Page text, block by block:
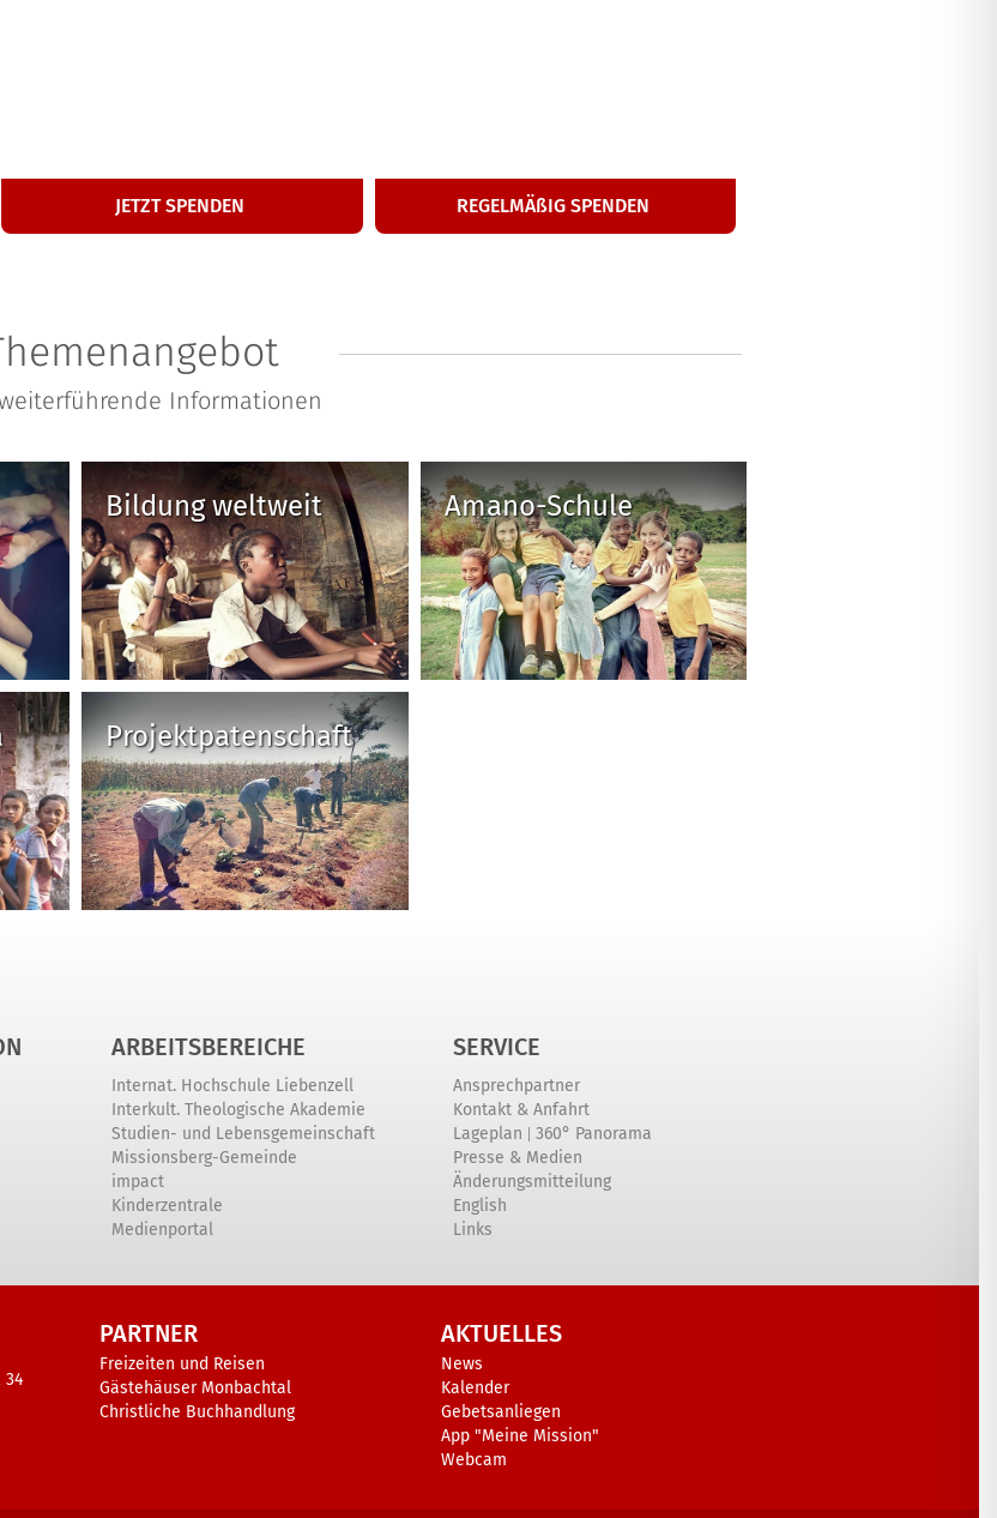
JETZT SPENDEN REGEL­MÄ­ßIG SPENDEN
Informationen
Bildung weltweit Amano-Schule
Projektpatenschaft
ARBEITSBEREICHE
Internat. Hochschule Liebenzell
Interkult. Theologische Akademie
Studien- und Lebensgemeinschaft
Missionsberg-Gemeinde
impact
Kinderzentrale
Medienportal
SERVICE
Ansprechpartner
Kontakt & Anfahrt
Lageplan | 360° Panorama
Presse & Medien
Änderungsmitteilung
English
Links
34
PARTNER
Freizeiten und Reisen
Gästehäuser Monbachtal
Christliche Buchhandlung
AKTUELLES
News
Kalender
Gebetsanliegen
App "Meine Mission"
Webcam